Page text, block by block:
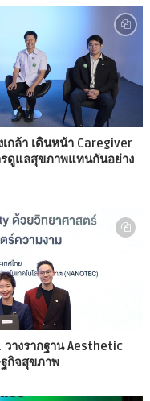
กล้า เดินหน้า Caregiver
รดูแลสุขภาพแทนกันอย่าง
วางรากฐาน Aesthetic
กิจสุขภาพ